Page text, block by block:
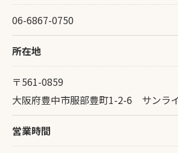
06-6867-0750
所在地
〒561-0859
大阪府豊中市服部豊町1-2-6 サンラ
営業時間